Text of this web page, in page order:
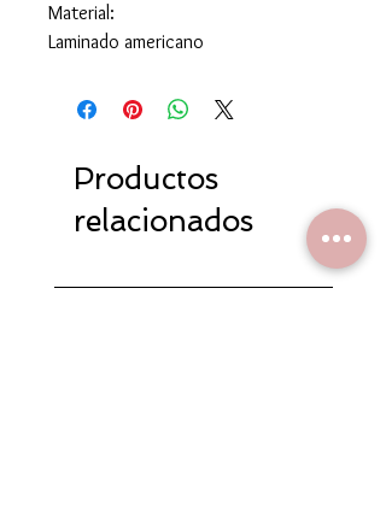
Material:
Laminado americano
Productos
relacionados